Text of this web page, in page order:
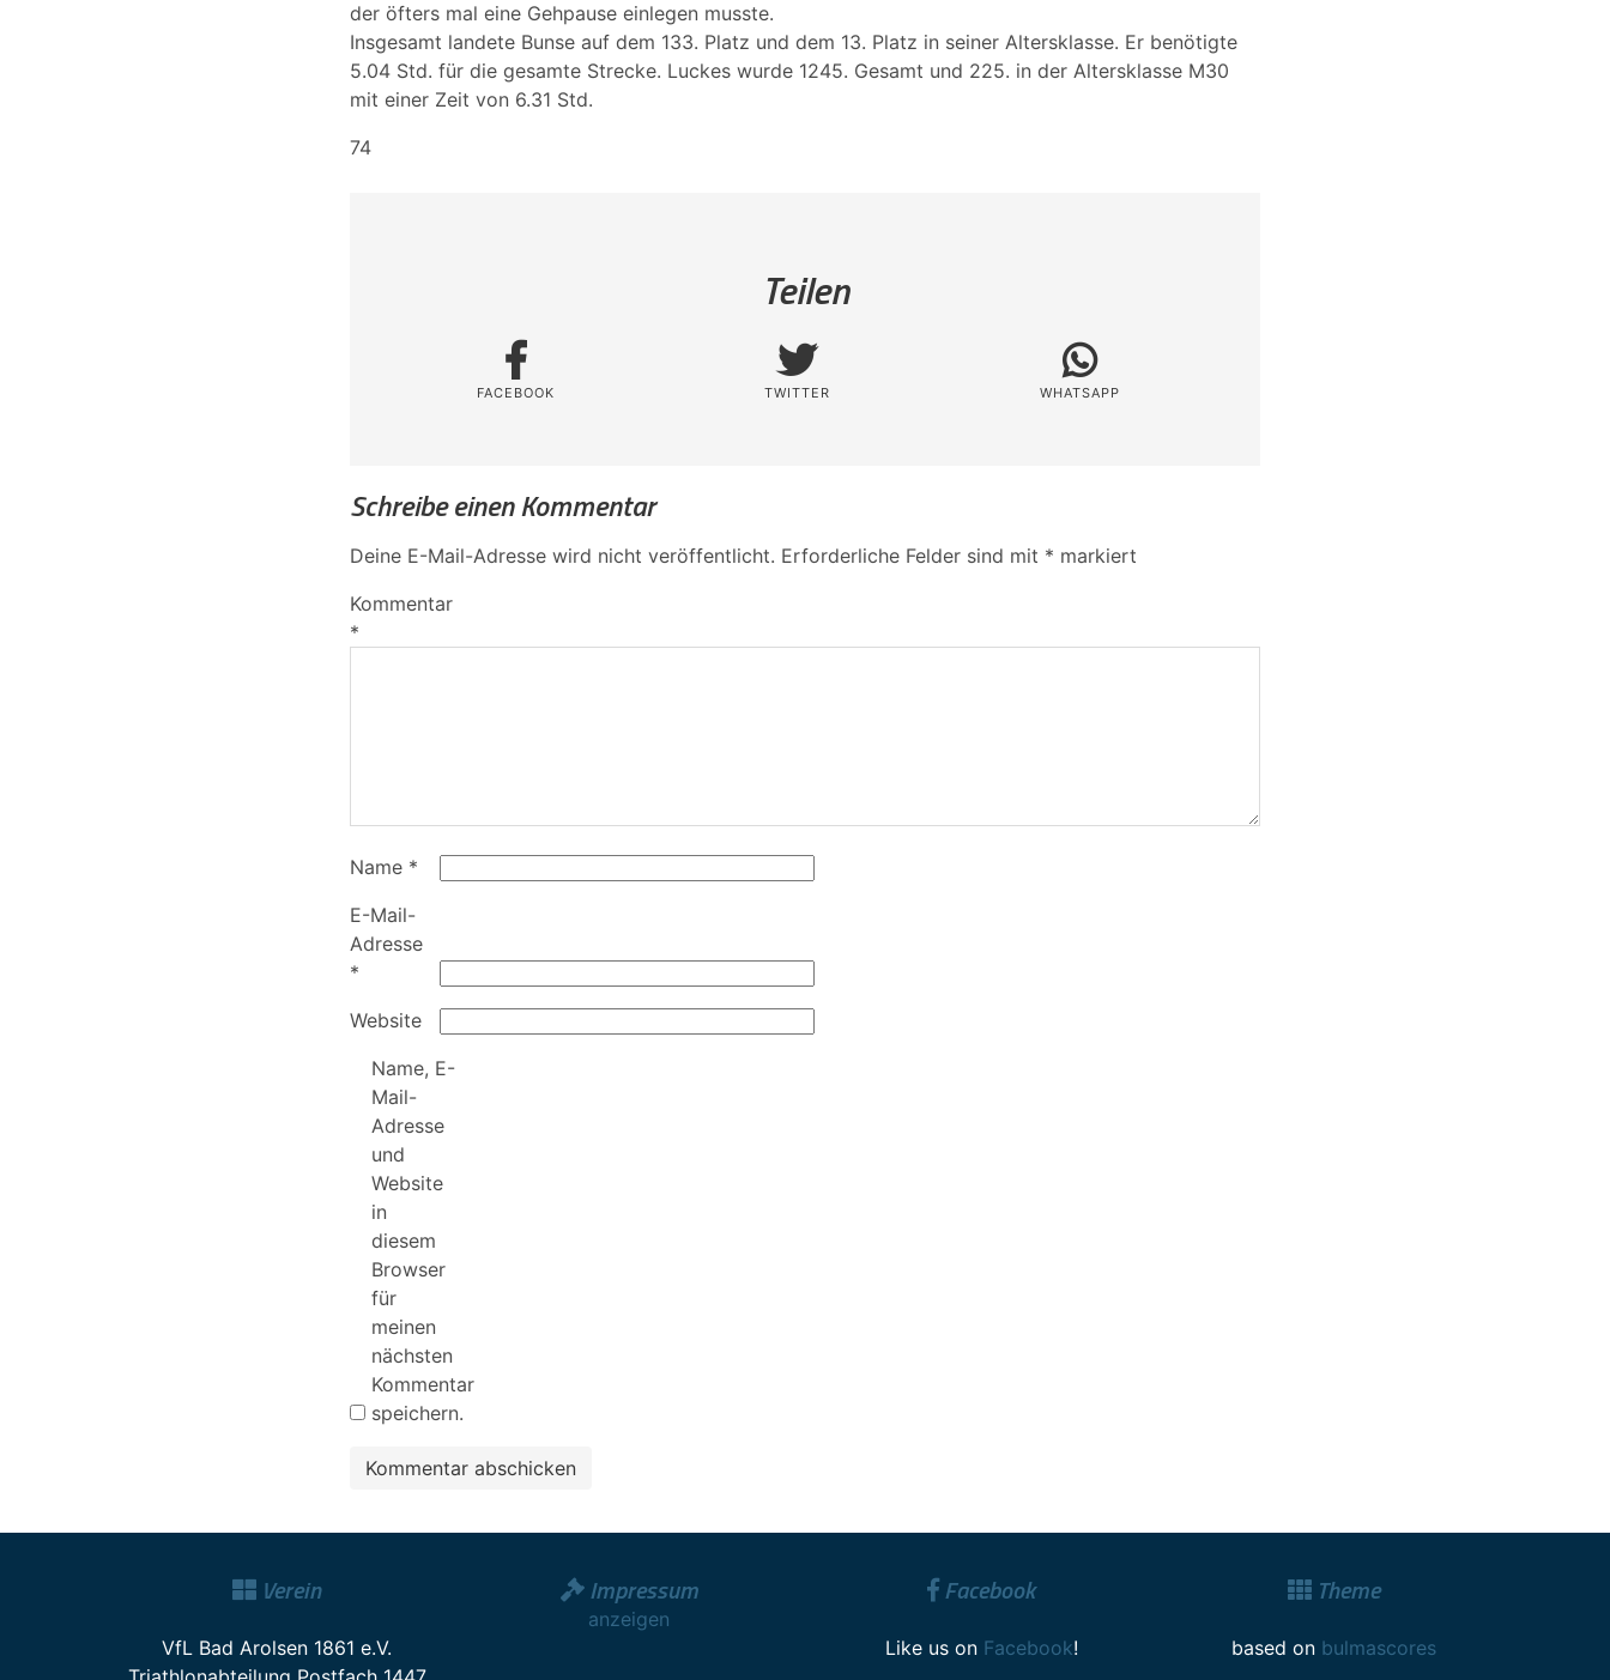
der öfters mal eine Gehpause einlegen musste.
Insgesamt landete Bunse auf dem 133. Platz und dem 13. Platz in seiner Altersklasse. Er benötigte
5.04 Std. für die gesamte Strecke. Luckes wurde 1245. Gesamt und 225. in der Altersklasse M30
mit einer Zeit von 6.31 Std.
74
Teilen
FACEBOOK TWITTER WHATSAPP
Schreibe einen Kommentar
Deine E-Mail-Adresse wird nicht veröffentlicht. Erforderliche Felder sind mit * markiert
Kommentar
*
Name *
E-Mail-
Adresse
*
Website
Name, E-
Mail-
Adresse
und
Website
in
diesem
Browser
für
meinen
nächsten
Kommentar
speichern.
Verein
VfL Bad Arolsen 1861 e.V.
Impressum
anzeigen
Facebook
Like us on Facebook!
Theme
based on bulmascores